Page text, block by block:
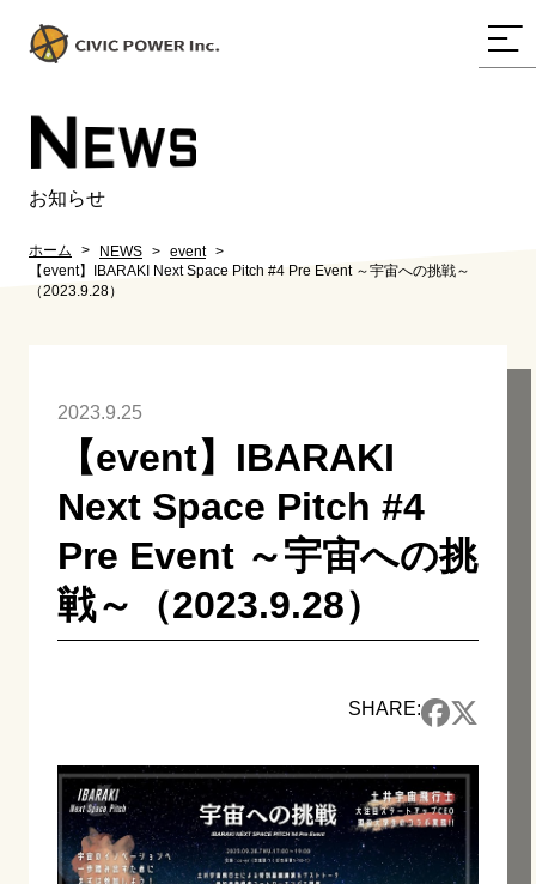
NEWS
お知らせ
ホーム NEWS
event
【event】IBARAKI Next Space Pitch #4 Pre Event ～宇宙への挑戦～
（2023.9.28）
2023.9.25
【event】IBARAKI
Next Space Pitch #4
Pre Event ～宇宙への挑
戦～（2023.9.28）
SHARE: